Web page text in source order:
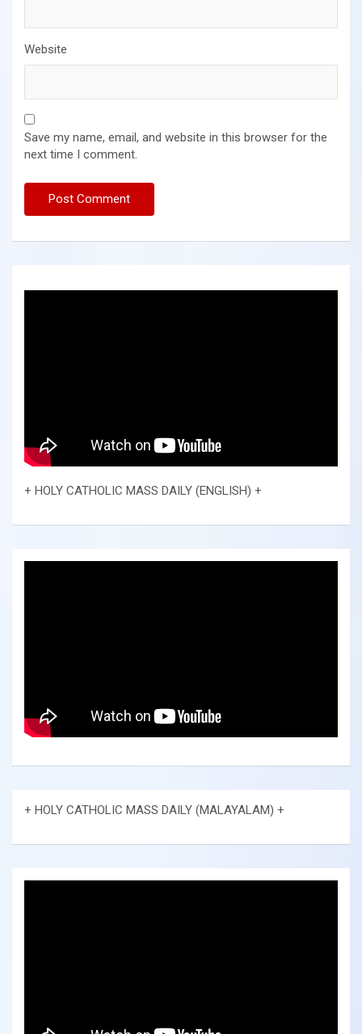
Website
Save my name, email, and website in this browser for the
next time I comment.
+ HOLY CATHOLIC MASS DAILY (ENGLISH) +
+ HOLY CATHOLIC MASS DAILY (MALAYALAM) +